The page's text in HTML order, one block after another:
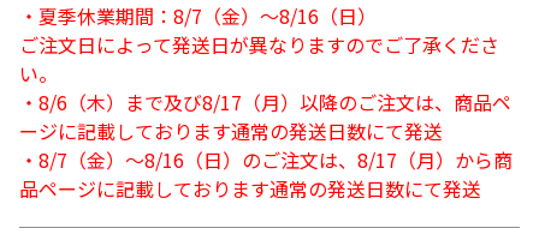
・夏季休業期間：8/7（金）～8/16（日）
ご注文日によって発送日が異なりますのでご了承くださ
い。
・8/6（木）まで及び8/17（月）以降のご注文は、商品ペ
ージに記載しております通常の発送日数にて発送
・8/7（金）～8/16（日）のご注文は、8/17（月）から商
品ページに記載しております通常の発送日数にて発送